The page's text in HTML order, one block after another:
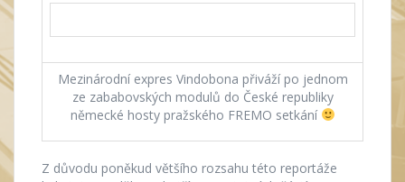
Mezinárodní expres Vindobona přiváží po jednom
ze zababovských modulů do České republiky
německé hosty pražského FREMO setkání
Z důvodu poněkud většího rozsahu této reportáže